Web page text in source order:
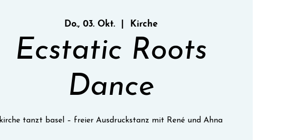
Do., 03. Okt.
  |
Kirche
Ecstatic Roots
Dance
kirche tanzt basel – freier Ausdruckstanz mit René und Ahna